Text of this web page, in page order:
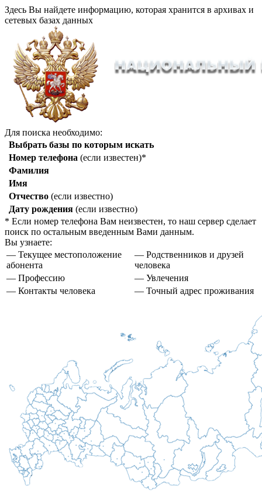
Здесь Вы найдете информацию, которая хранится в архивах и
сетевых базах данных
Для поиска необходимо:
Выбрать базы по которым искать
Номер телефона (если известен)*
Фамилия
Имя
Отчество (если известно)
Дату рождения (если известно)
* Если номер телефона Вам неизвестен, то наш сервер сделает
поиск по остальным введенным Вами данным.
Вы узнаете:
— Текущее местоположение
абонента
— Родственников и друзей
человека
— Профессию
— Увлечения
— Контакты человека
— Точный адрес проживания